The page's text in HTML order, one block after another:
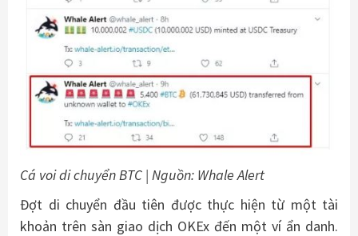
Cá voi di chuyển BTC | Nguồn: Whale Alert
Đợt di chuyển đầu tiên được thực hiện từ một tài
khoản trên sàn giao dịch OKEx đến một ví ẩn danh.